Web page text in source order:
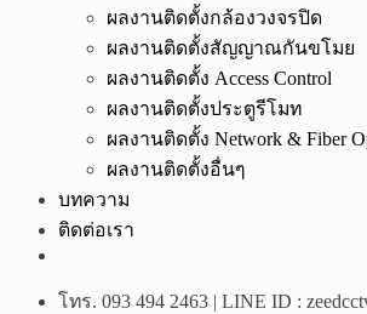
ผลงานติดตั้งกล้องวงจรปิด
ผลงานติดตั้งสัญญาณกันขโมย
ผลงานติดตั้ง Access Control
ผลงานติดตั้งประตูรีโมท
ผลงานติดตั้ง Network & Fiber
ผลงานติดตั้งอื่นๆ
บทความ
ติดต่อเรา
โทร. 093 494 2463 | LINE ID :